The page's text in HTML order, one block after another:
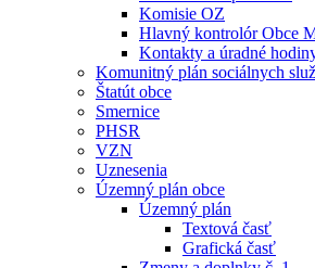
Komisie OZ
Hlavný kontrolór Obce
Kontakty a úradné
Komunitný plán sociálnych
Štatút obce
Smernice
PHSR
VZN
Uznesenia
Územný plán obce
Územný plán
Textová časť
Grafická časť